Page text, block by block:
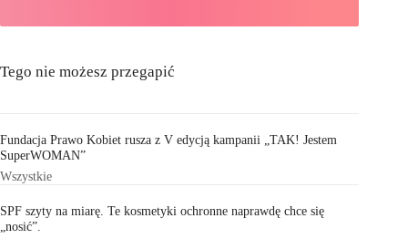
Tego nie możesz przegapić
Fundacja Prawo Kobiet rusza z V edycją kampanii „TAK! Jestem
SuperWOMAN”
Wszystkie
SPF szyty na miarę. Te kosmetyki ochronne naprawdę chce się
„nosić”.